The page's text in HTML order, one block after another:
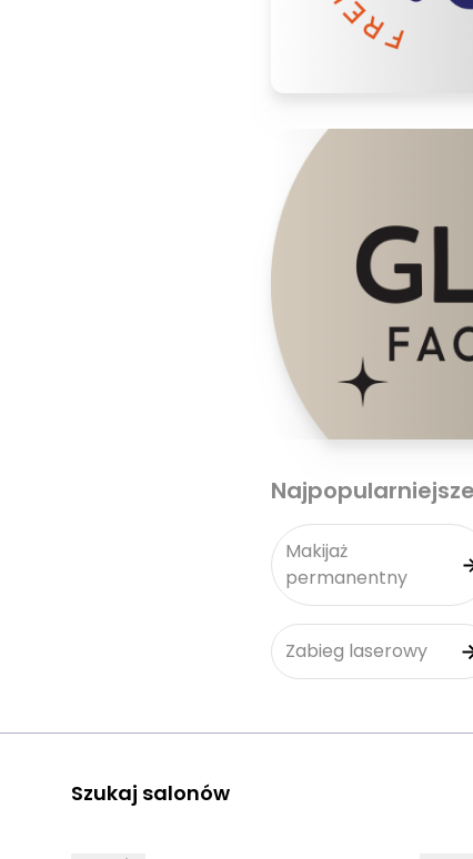
Makijaż
permanentny
Zabieg laserowy
Szukaj salonów